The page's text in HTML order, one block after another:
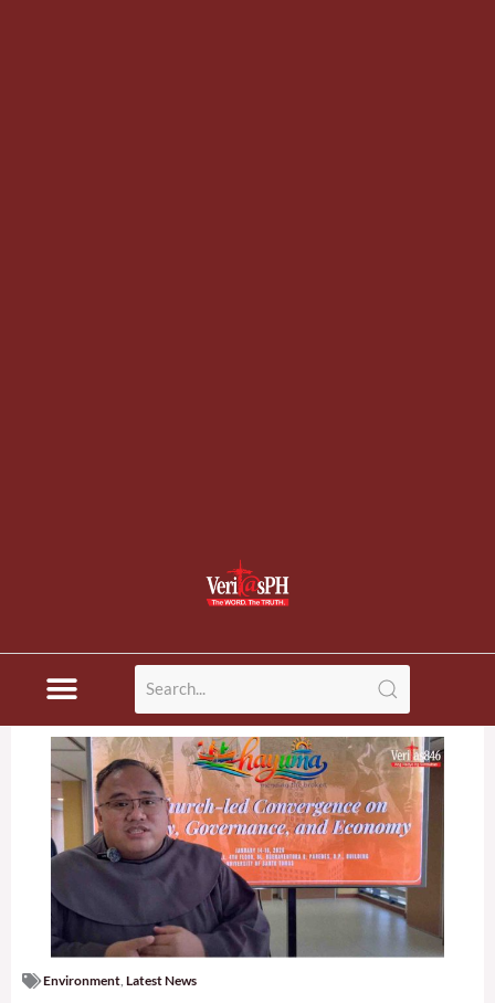
Environment Latest News